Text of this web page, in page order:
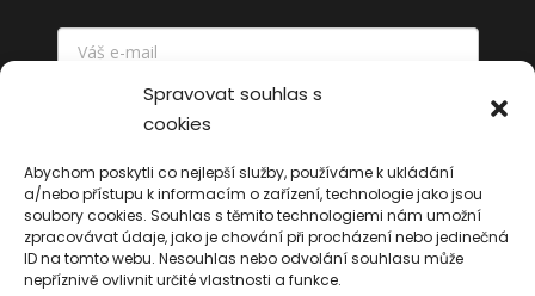
Spravovat souhlas s
cookies
Abychom poskytli co nejlepší služby, používáme k ukládání
a/nebo přístupu k informacím o zařízení, technologie jako jsou
soubory cookies. Souhlas s těmito technologiemi nám umožní
zpracovávat údaje, jako je chování při procházení nebo jedinečná
ID na tomto webu. Nesouhlas nebo odvolání souhlasu může
nepříznivě ovlivnit určité vlastnosti a funkce.